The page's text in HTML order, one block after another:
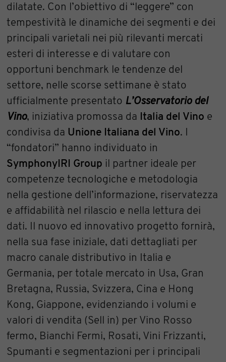
dilatate. Con l’obiettivo di “leggere” con
tempestività le dinamiche dei segmenti e dei
principali varietali nei più rilevanti mercati
esteri di interesse e di valutare con
opportuni benchmark le tendenze del
settore, nelle scorse settimane è stato
ufficialmente presentato L’Osservatorio del
Vino, iniziativa promossa da Italia del Vino e
condivisa da Unione Italiana del Vino. I
“fondatori” hanno individuato in
SymphonyIRI Group il partner ideale per
competenze tecnologiche e metodologia
nella gestione dell’informazione, riservatezza
e affidabilità nel rilascio e nella lettura dei
dati. Il nuovo ed innovativo progetto fornirà,
nella sua fase iniziale, dati dettagliati per
macro canale distributivo in Italia e
Germania, per totale mercato in Usa, Gran
Bretagna, Russia, Svizzera, Cina e Hong
Kong, Giappone, evidenziando i volumi e
valori di vendita (Sell in) per Vino Rosso
fermo, Bianchi Fermi, Rosati, Vini Frizzanti,
Spumanti e segmentazioni per i principali